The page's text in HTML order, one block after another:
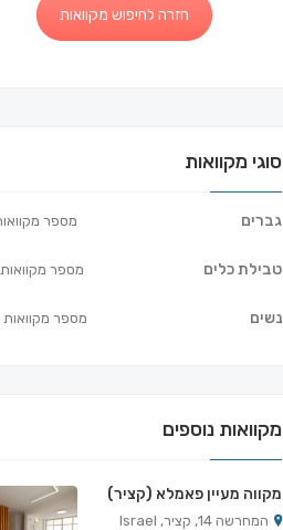
חזרה לחיפוש מקוואות
סוגי מקוואות
גברים מספר
טבילת כלים מספר מקוואות
נשים מספר מקוואות
מקוואות נוספים
מקווה מעיין פאמלא (קציר)
המחרשה 14, קציר, Israel